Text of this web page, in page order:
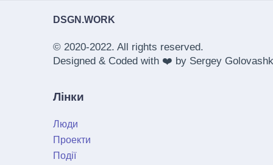
DSGN.WORK
© 2020-2022. All rights reserved.
Designed & Coded with ❤️ by Sergey
Лінки
Люди
Проекти
Події